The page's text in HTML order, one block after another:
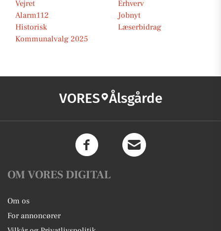
Vejret
Erhverv
Alarm112
Jobnyt
Historisk
Læserbidrag
Kommunalvalg 2025
VORES Ålsgårde
OM VORES DIGITAL
Om os
For annoncører